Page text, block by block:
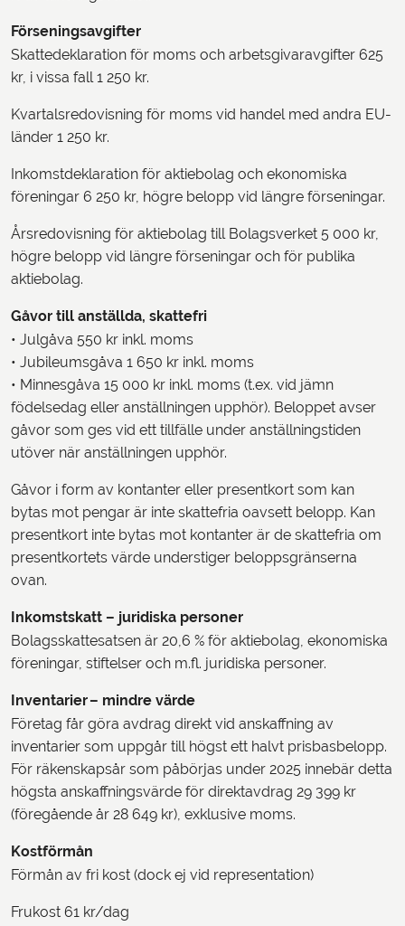
Förseningsavgifter
Skattedeklaration för moms och arbetsgivaravgifter 625
kr, i vissa fall 1 250 kr.
Kvartalsredovisning för moms vid handel med andra EU-
länder 1 250 kr.
Inkomstdeklaration för aktiebolag och ekonomiska
föreningar 6 250 kr, högre belopp vid längre förseningar.
Årsredovisning för aktiebolag till Bolagsverket 5 000 kr,
högre belopp vid längre förseningar och för publika
aktiebolag.
Gåvor till anställda, skattefri
• Julgåva 550 kr inkl. moms
• Jubileumsgåva 1 650 kr inkl. moms
• Minnesgåva 15 000 kr inkl. moms (t.ex. vid jämn
födelsedag eller anställningen upphör). Beloppet avser
gåvor som ges vid ett tillfälle under anställningstiden
utöver när anställningen upphör.
Gåvor i form av kontanter eller presentkort som kan
bytas mot pengar är inte skattefria oavsett belopp. Kan
presentkort inte bytas mot kontanter är de skattefria om
presentkortets värde understiger beloppsgränserna
ovan.
Inkomstskatt – juridiska personer
Bolagsskattesatsen är 20,6 % för aktiebolag, ekonomiska
föreningar, stiftelser och m.fl. juridiska personer.
Inventarier– mindre värde
Företag får göra avdrag direkt vid anskaffning av
inventarier som uppgår till högst ett halvt prisbasbelopp.
För räkenskapsår som påbörjas under 2025 innebär detta
högsta anskaffningsvärde för direktavdrag 29 399 kr
(föregående år 28 649 kr), exklusive moms.
Kostförmån
Förmån av fri kost (dock ej vid representation)
Frukost 61 kr/dag